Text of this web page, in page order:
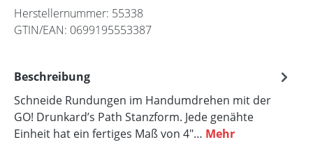
Herstellernummer: 55338
GTIN/EAN: 0699195553387
Beschreibung
Schneide Rundungen im Handumdrehen mit der
GO! Drunkard’s Path Stanzform. Jede genähte
Einheit hat ein fertiges Maß von 4"… Mehr